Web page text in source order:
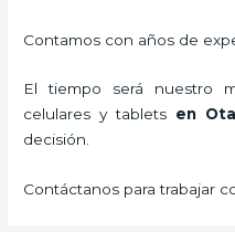
Contamos con años de
El tiempo será nuestro
celulares y tabletsen
decisión.
Contáctanos para trabajar